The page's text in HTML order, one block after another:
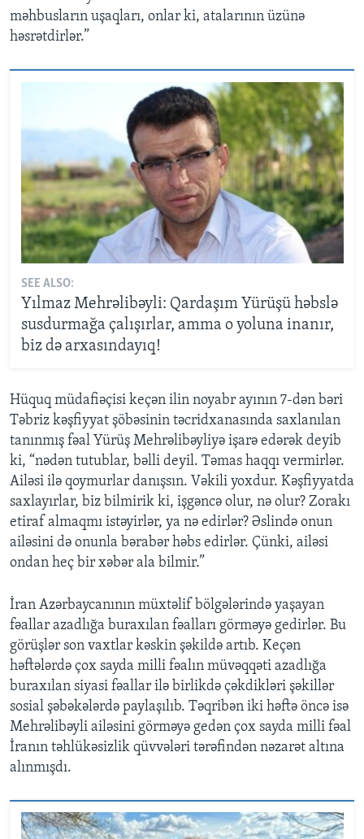
məhbusların uşaqları, onlar ki, atalarının üzünə
həsrətdirlər.”
SEE ALSO:
Yılmaz Mehrəlibəyli: Qardaşım Yürüşü həbslə
susdurmağa çalışırlar, amma o yoluna inanır,
biz də arxasındayıq!
Hüquq müdafiəçisi keçən ilin noyabr ayının 7-dən bəri
Təbriz kəşfiyyat şöbəsinin təcridxanasında saxlanılan
tanınmış fəal Yürüş Mehrəlibəyliyə işarə edərək deyib
ki, “nədən tutublar, bəlli deyil. Təmas haqqı vermirlər.
Ailəsi ilə qoymurlar danışsın. Vəkili yoxdur. Kəşfiyyatda
saxlayırlar, biz bilmirik ki, işgəncə olur, nə olur? Zorakı
etiraf almaqmı istəyirlər, ya nə edirlər? Əslində onun
ailəsini də onunla bərabər həbs edirlər. Çünki, ailəsi
ondan heç bir xəbər ala bilmir.”
İran Azərbaycanının müxtəlif bölgələrində yaşayan
fəallar azadlığa buraxılan fəalları görməyə gedirlər. Bu
görüşlər son vaxtlar kəskin şəkildə artıb. Keçən
həftələrdə çox sayda milli fəalın müvəqqəti azadlığa
buraxılan siyasi fəallar ilə birlikdə çəkdikləri şəkillər
sosial şəbəkələrdə paylaşılıb. Təqribən iki həftə öncə isə
Mehrəlibəyli ailəsini görməyə gedən çox sayda milli fəal
İranın təhlükəsizlik qüvvələri tərəfindən nəzarət altına
alınmışdı.